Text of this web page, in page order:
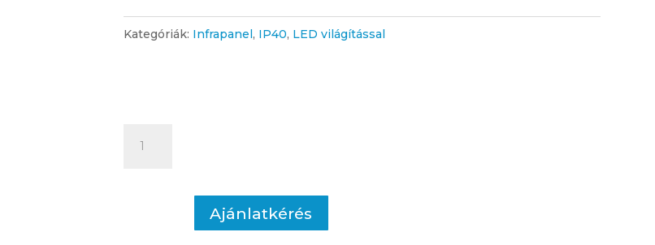
Kategóriák: Infrapanel, IP40, LED világítással
mennyiség
Ajánlatkérés